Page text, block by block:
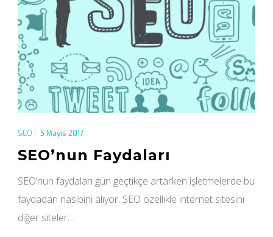
SEO 5 Mayıs 2017
SEO’nun Faydaları
SEO’nun faydaları gün geçtikçe artarken işletmelerde bu
faydadan nasibini alıyor. SEO özellikle internet sitesini
diğer siteler...